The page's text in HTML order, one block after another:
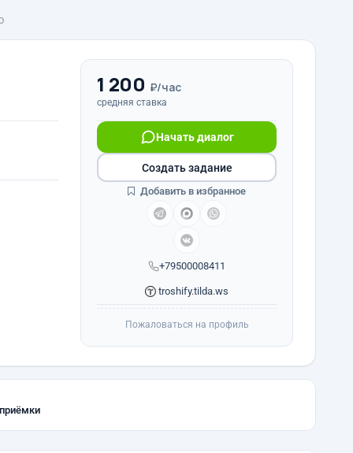
1 200 ₽/час
средняя ставка
+79500008411
Начать диалог
troshify.tilda.ws
Создать задание
Добавить в избранное
Пожаловаться на профиль